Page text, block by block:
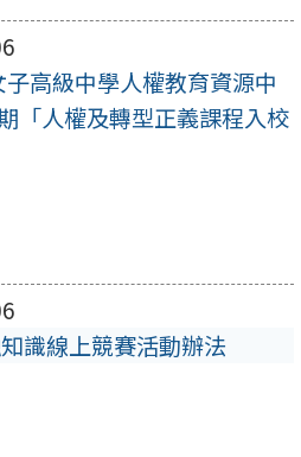
高級中學人權教育資源中
「人權及轉型正義課程入校
識線上競賽活動辦法